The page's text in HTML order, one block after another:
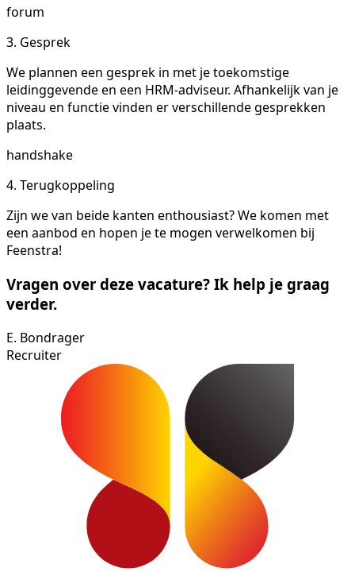
forum
3. Gesprek
We plannen een gesprek in met je toekomstige
leidinggevende en een HRM-adviseur. Afhankelijk van je
niveau en functie vinden er verschillende gesprekken
plaats.
handshake
4. Terugkoppeling
Zijn we van beide kanten enthousiast? We komen met
een aanbod en hopen je te mogen verwelkomen bij
Feenstra!
Vragen over deze vacature? Ik help je graag
verder.
E. Bondrager
Recruiter